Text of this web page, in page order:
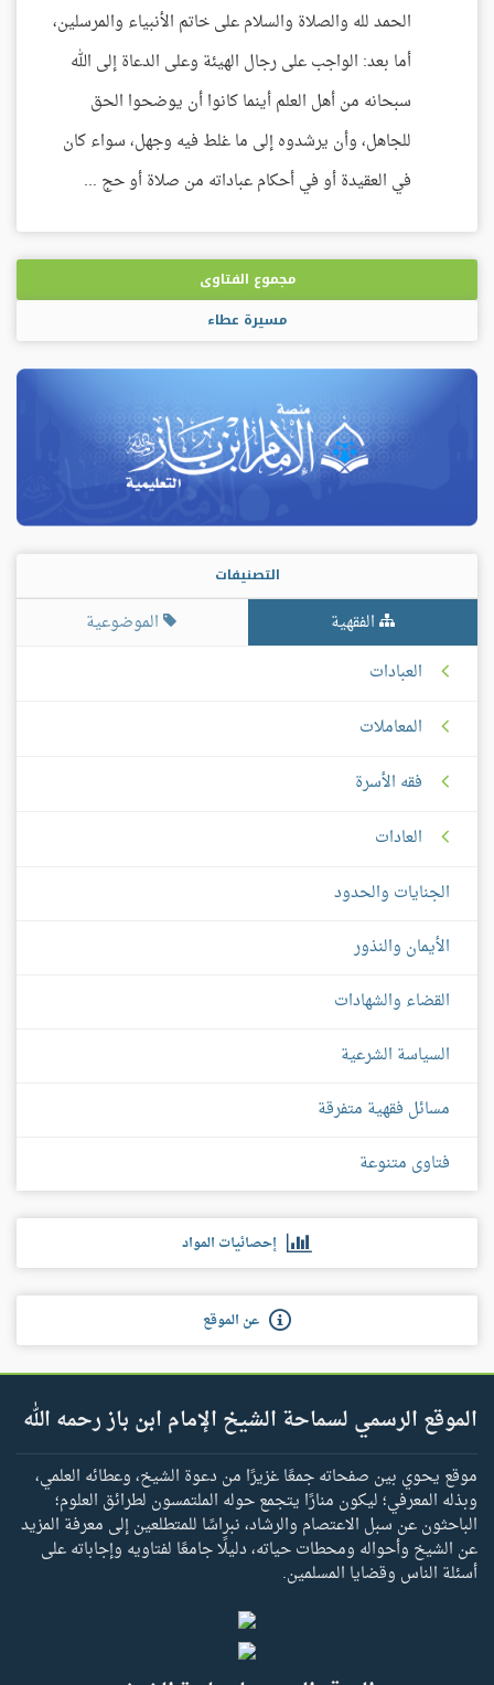
الحمد لله والصلاة والسلام على خاتم الأنبياء والمرسلين،
أما بعد: الواجب على رجال الهيئة وعلى الدعاة إلى الله
سبحانه من أهل العلم أينما كانوا أن يوضحوا الحق
للجاهل، وأن يرشدوه إلى ما غلط فيه وجهل، سواء كان
في العقيدة أو في أحكام عباداته من صلاة أو حج ...
مجموع الفتاوى
مسيرة عطاء
التصنيفات
الفقهية
الموضوعية
العبادات
المعاملات
فقه الأسرة
العادات
الجنايات والحدود
الأيمان والنذور
القضاء والشهادات
السياسة الشرعية
مسائل فقهية متفرقة
فتاوى متنوعة
إحصائيات المواد
عن الموقع
الموقع الرسمي لسماحة الشيخ الإمام ابن باز رحمه الله
موقع يحوي بين صفحاته جمعًا غزيرًا من دعوة الشيخ، وعطائه العلمي،
وبذله المعرفي؛ ليكون منارًا يتجمع حوله الملتمسون لطرائق العلوم؛
الباحثون عن سبل الاعتصام والرشاد، نبراسًا للمتطلعين إلى معرفة المزيد
عن الشيخ وأحواله ومحطات حياته، دليلًا جامعًا لفتاويه وإجاباته على
أسئلة الناس وقضايا المسلمين.